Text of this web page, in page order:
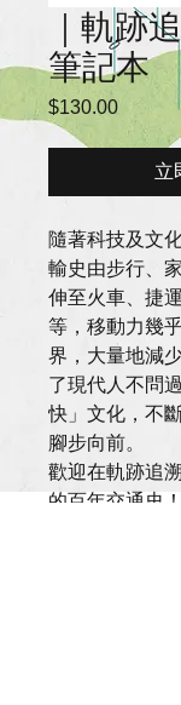
｜軌跡
筆記本
$130.00價
格
立
隨著科技及文
輸史由步行、
伸至火車、捷
等，移動力幾
界，大量地減
了現代人不問
快」文化，不
腳步向前。
歡迎在軌跡追
的百年交通史！